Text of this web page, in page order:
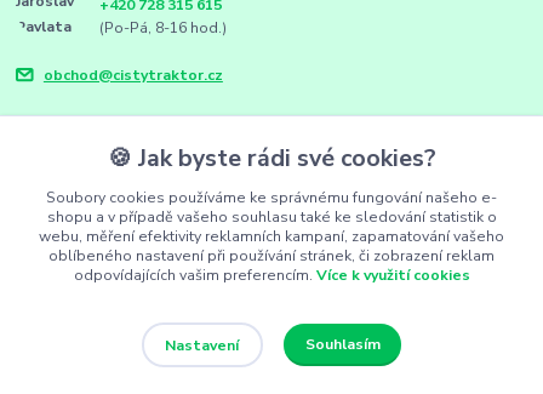
+420 728 315 615
(Po-Pá, 8-16 hod.)
obchod@cistytraktor.cz
FarmSync.cz
🍪 Jak byste rádi své cookies?
Soubory cookies používáme ke správnému fungování našeho e-
shopu a v případě vašeho souhlasu také ke sledování statistik o
webu, měření efektivity reklamních kampaní, zapamatování vašeho
oblíbeného nastavení při používání stránek, či zobrazení reklam
odpovídajících vašim preferencím. Více k využití cookies
Nastavení Souhlasím